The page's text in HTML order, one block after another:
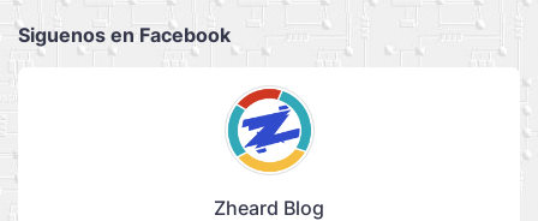
Siguenos en Facebook
Zheard Blog